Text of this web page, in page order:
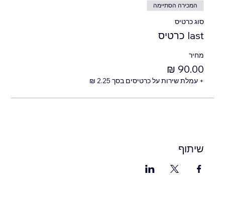
המכירה הסתיימה
סוג כרטיס
last כרטיס
מחיר
+ עמלת שירות על כרטיסים בסך ‏2.25 ‏₪
שיתוף